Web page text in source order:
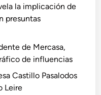
la implicación de
presuntas
de Mercasa,
de influencias
Castillo Pasalodos
Leire